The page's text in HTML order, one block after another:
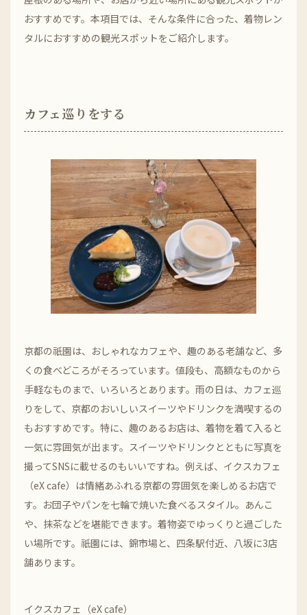
おすすめです。本項目では、そんな条件に合った、着物レン
タルにおすすめの観光スポットをご紹介します。
カフェ巡りをする
京都の祇園は、おしゃれなカフェや、趣のある老舗など、多
くの食べどころがそろっています。値段も、高額なものから
手軽なものまで、いろいろとあります。雨の日は、カフェ巡
りをして、京都のおいしいスイーツやドリンクを満喫するの
もおすすめです。特に、趣のあるお店は、着物を着て入ると
一気に雰囲気が出ます。スイーツやドリンクとともに写真を
撮ってSNSに載せるのもいいですね。例えば、イクスカフェ
（eX cafe）は情緒あふれる京都の雰囲気を楽しめるお店で
す。お団子やパンを七輪で焼いた食べるスタイル。あんこ
や、抹茶などを堪能できます。着物姿でゆっくりと過ごした
い場所です。祇園には、錦市場と、四条駅付近、八坂に3店
舗あります。
イクスカフェ（eX cafe）